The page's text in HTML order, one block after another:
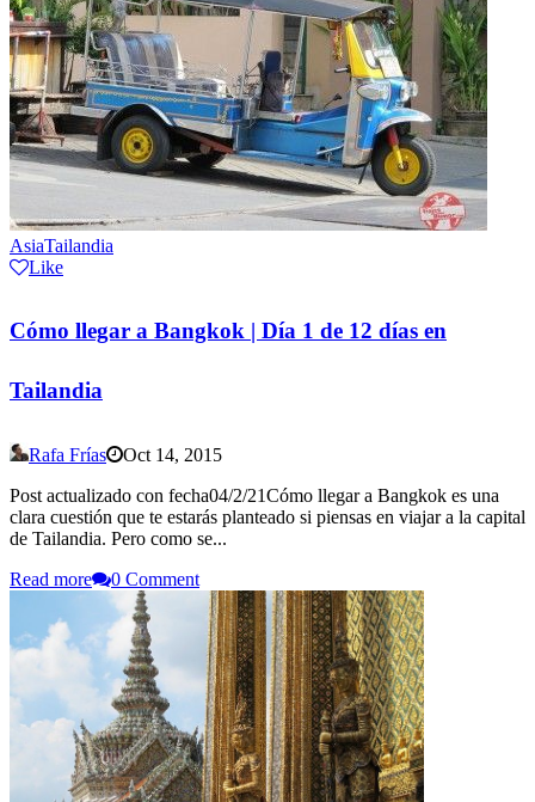
AsiaTailandia
Like
Cómo llegar a Bangkok | Día 1 de 12 días en
Tailandia
Rafa Frías
Oct 14, 2015
Post actualizado con fecha04/2/21Cómo llegar a Bangkok es una
clara cuestión que te estarás planteado si piensas en viajar a la capital
de Tailandia. Pero como se...
Read more
0 Comment